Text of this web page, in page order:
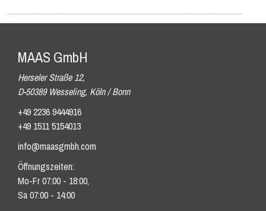
MAAS GmbH
Herseler Straße 12,
D-50389 Wesseling, Köln / Bonn
+49 2236 9444916
+49 1511 5154013
info@maasgmbh.com
Öffnungszeiten:
Mo-Fr 07:00 - 18:00,
Sa 07:00 - 14:00